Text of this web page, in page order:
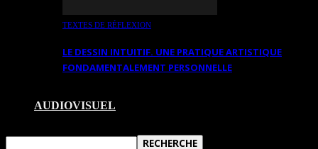
TEXTES DE RÉFLEXION
LE DESSIN INTUITIF. UNE PRATIQUE ARTISTIQUE
FONDAMENTALEMENT PERSONNELLE
AUDIOVISUEL